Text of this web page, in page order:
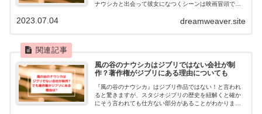
ナウシカと出会って彼女になつくシーンは映画冒頭で最
原作漫画の最後で死亡しますが、死因は何だ...
dreamweaver.site
2023.07.04
風の谷のナウシカはジブリではない会社が制
作？著作権がジブリにある理由についても
『風の谷のナウシカ』はジブリ作品ではない！と言われ
ると驚きますが、スタジオジブリの歴史を紐解くと確か
にそう言われても仕方ない部分があることがわかりまし